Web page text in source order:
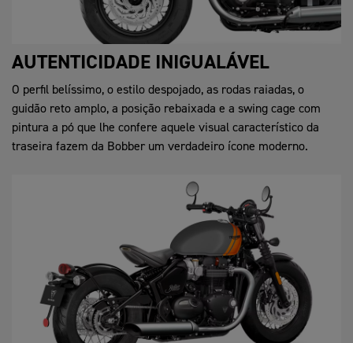
AUTENTICIDADE INIGUALÁVEL
O perfil belíssimo, o estilo despojado, as rodas raiadas, o
guidão reto amplo, a posição rebaixada e a swing cage com
pintura a pó que lhe confere aquele visual característico da
traseira fazem da Bobber um verdadeiro ícone moderno.